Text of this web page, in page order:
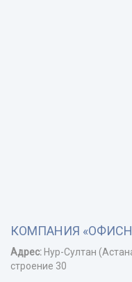
КОМПАНИЯ
Адрес: Нур-Cултан
строение 30